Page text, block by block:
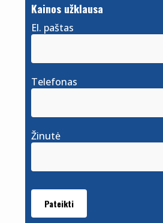
Kainos užklausa
El. paštas
Telefonas
Žinutė